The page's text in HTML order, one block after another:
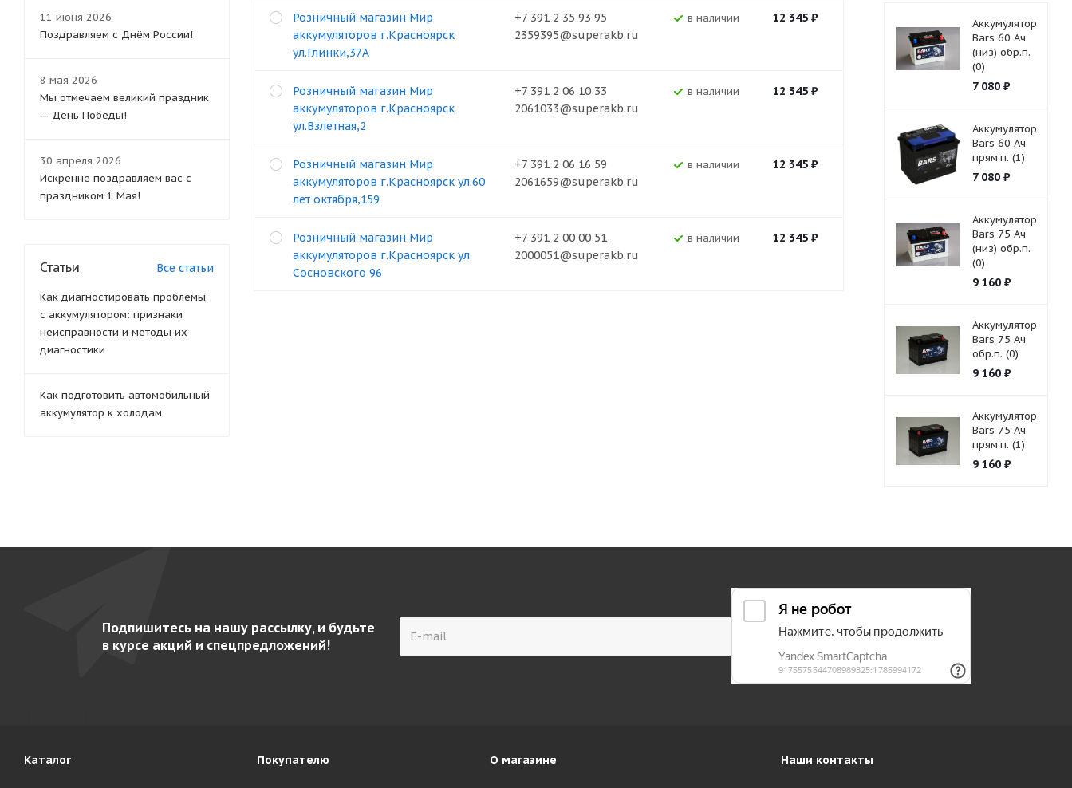
+7 391 2 35 93 95
2359395@superakb.ru
В наличии 12 345₽
Розничный магазин Мир
аккумуляторов г.Красноярск
ул.Глинки,37А
+7 391 2 06 10 33
2061033@superakb.ru
В наличии 12 345₽
Розничный магазин Мир
аккумуляторов г.Красноярск
ул.Взлетная,2
+7 391 2 06 16 59
2061659@superakb.ru
В наличии 12 345₽
Розничный магазин Мир
аккумуляторов г.Красноярск ул.60
лет октября,159
+7 391 2 00 00 51
2000051@superakb.ru
В наличии 12 345₽
Розничный магазин Мир
аккумуляторов г.Красноярск ул.
Сосновского 96
Аккумулятор
Bars 60 Ач
(низ) обр.п.
(0)
7 080₽
Аккумулятор
Bars 60 Ач
прям.п. (1)
7 080₽
Аккумулятор
Bars 75 Ач
(низ) обр.п.
(0)
9 160₽
Аккумулятор
Bars 75 Ач
обр.п. (0)
9 160₽
Аккумулятор
Bars 75 Ач
прям.п. (1)
9 160₽
11 июня 2026
Поздравляем с Днём России!
8 мая 2026
Мы отмечаем великий праздник
— День Победы!
30 апреля 2026
Искренне поздравляем вас с
праздником 1 Мая!
Статьи Все статьи
Как диагностировать проблемы
с аккумулятором: признаки
неисправности и методы их
диагностики
Как подготовить автомобильный
аккумулятор к холодам
Подпишитесь на нашу рассылку, и будьте
в курсе акций и спецпредложений!
Каталог Покупателю О магазине Наши контакты